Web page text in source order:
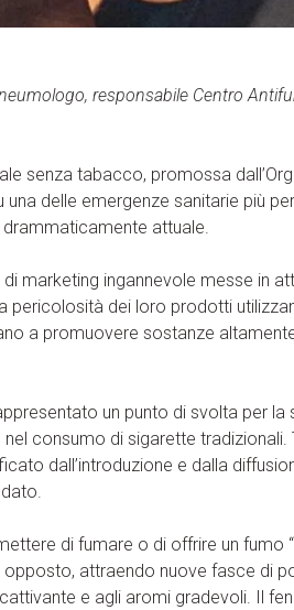
responsabile Centro
senza tabacco, promossa
una delle emergenze sanitarie più
attuale.
marketing ingannevole messe in
pericolosità dei loro prodotti
a promuovere sostanze
un punto di svolta per la
consumo di sigarette tradizionali.
dall’introduzione e dalla
di fumare o di offrire un fumo
attraendo nuove fasce di
e agli aromi gradevoli. Il